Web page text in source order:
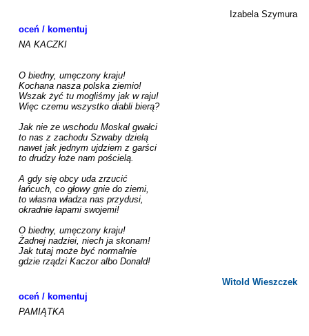
Izabela Szymura
oceń / komentuj
NA KACZKI
O biedny, umęczony kraju!
Kochana nasza polska ziemio!
Wszak żyć tu mogliśmy jak w raju!
Więc czemu wszystko diabli bierą?
Jak nie ze wschodu Moskal gwałci
to nas z zachodu Szwaby dzielą
nawet jak jednym ujdziem z garści
to drudzy łoże nam pościelą.
A gdy się obcy uda zrzucić
łańcuch, co głowy gnie do ziemi,
to własna władza nas przydusi,
okradnie łapami swojemi!
O biedny, umęczony kraju!
Żadnej nadziei, niech ja skonam!
Jak tutaj może być normalnie
gdzie rządzi Kaczor albo Donald!
Witold Wieszczek
oceń / komentuj
PAMIĄTKA